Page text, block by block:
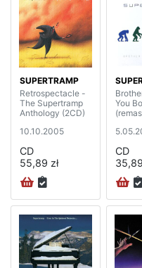
SUPERTRAMP
Retrospectacle -
The Supertramp
Anthology (2CD)
10.10.2005
CD
55,89 zł
You
CD